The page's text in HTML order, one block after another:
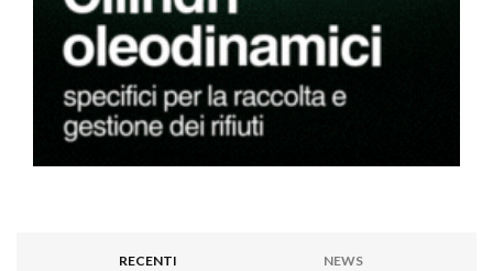
RECENTI NEWS